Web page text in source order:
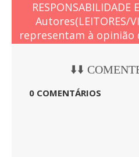
RESPONSABILIDADE
Autores(LEITORES/
representam à opinião
⬇️⬇️
0 COMENTÁRIOS